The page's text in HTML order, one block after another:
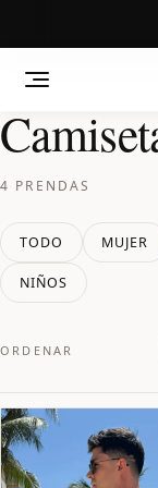
Saltar
al
4 PRENDAS
TODO MUJER
NIÑOS
ORDENAR